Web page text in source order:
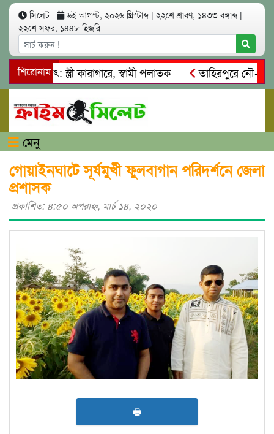
সিলেট ৬ই আগস্ট, ২০২৬ খ্রিস্টাব্দ | ২২শে শ্রাবণ, ১৪৩৩ বঙ্গাব্দ |
২২শে সফর, ১৪৪৮ হিজরি
শিরোনামস্ত্রী কারাগারে, স্বামী পলাতক
তাহিরপুরে নৌ-
মারধর
নগরীতে কোটি টাকার সম্পত্তি দখলের চেষ্টা:
মেনু
গোয়াইনঘাটে সূর্যমুখী ফুলবাগান পরিদর্শনে জেলা
প্রশাসক
প্রকাশিত: ৪:৫০ অপরাহ্ণ, মার্চ ১৪, ২০২০
🖶